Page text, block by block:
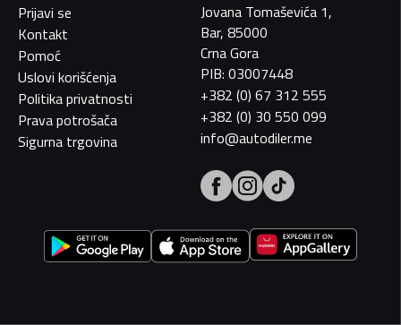
Prijavi se
Kontakt
Pomoć
Uslovi korišćenja
Politika privatnosti
Prava potrošača
Sigurna trgovina
Jovana Tomaševića 1,
Bar, 85000
Crna Gora
PIB: 03007448
+382 (0) 67 312 555
+382 (0) 30 550 099
info@autodiler.me